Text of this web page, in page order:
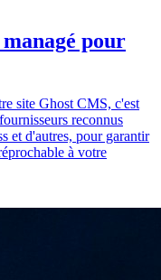
pour
site Ghost CMS, c'est
reconnus
et d'autres, pour garantir
à votre